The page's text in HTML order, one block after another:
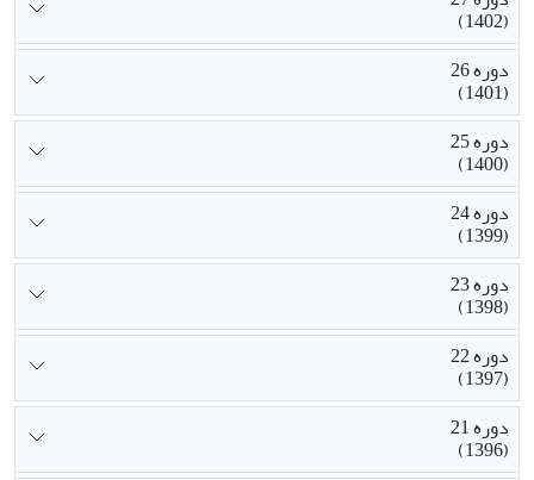
(1402)
دوره 26
(1401)
دوره 25
(1400)
دوره 24
(1399)
دوره 23
(1398)
دوره 22
(1397)
دوره 21
(1396)